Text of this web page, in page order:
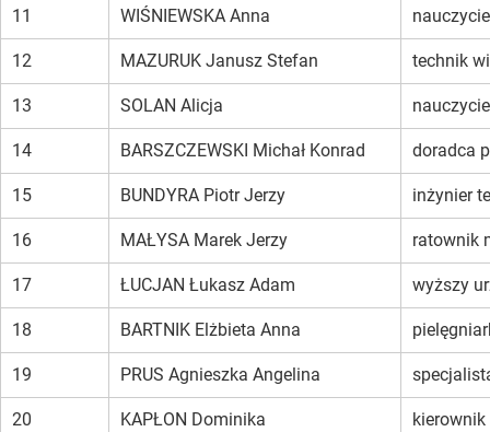
11 WIŚNIEWSKA Anna
12 MAZURUK Janusz Stefan technik
13 SOLAN Alicja
14 BARSZCZEWSKI Michał Konrad doradca
15 BUNDYRA Piotr Jerzy inżynier
16 MAŁYSA Marek Jerzy ratownik
17 ŁUCJAN Łukasz Adam wyższy
18 BARTNIK Elżbieta Anna
19 PRUS Agnieszka Angelina
20 KAPŁON Dominika kierownik